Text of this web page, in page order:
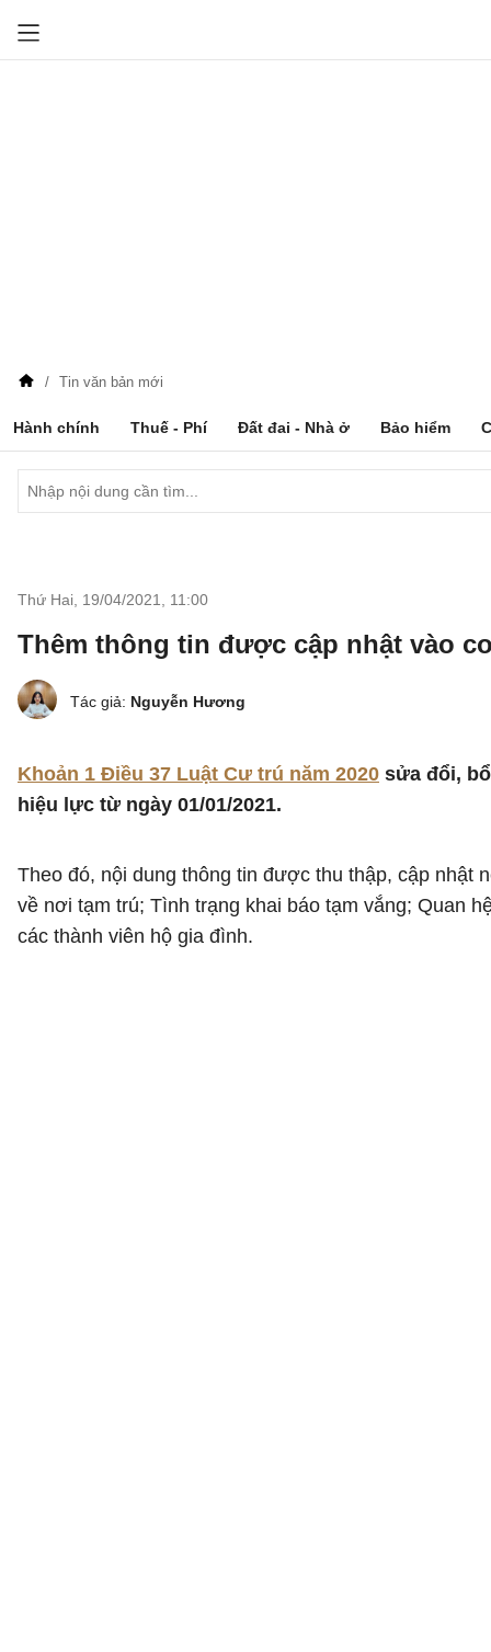
Tin văn bản mới
Hành chính Thuế - Phí Đất đai - Nhà ở Bảo hiểm
Thứ Hai, 19/04/2021 11:00
Thêm thông tin được cập nhật vào
Tác giả: Nguyễn Hương
Khoản 1 Điều 37 Luật Cư trú năm 2020 sửa đổi,
hiệu lực từ ngày 01/01/2021.
Theo đó, nội dung thông tin được thu thập, cập nhật
về nơi tạm trú; Tình trạng khai báo tạm vắng; Quan
các thành viên hộ gia đình.